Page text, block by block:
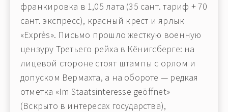
франкировка в 1,05 лата (35 сант. тариф + 70
сант. экспресс), красный крест и ярлык
«Exprès». Письмо прошло жесткую военную
цензуру Третьего рейха в Кёнигсберге: на
лицевой стороне стоят штампы с орлом и
допуском Вермахта, а на обороте — редкая
отметка «Im Staatsinteresse geöffnet»
(Вскрыто в интересах государства),